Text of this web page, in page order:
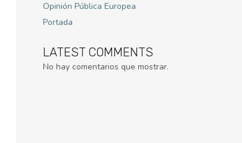
Opinión Pública Europea
Portada
LATEST COMMENTS
No hay comentarios que mostrar.